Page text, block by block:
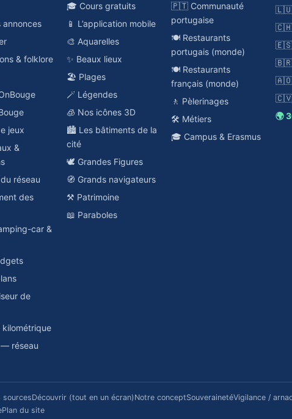
& folklore
jeux
&
réseau
des
car &
de
kilométrique
réseau
🎓 Cours gratuits
📱 L’application mobile
🎨 Aquarelles
✨ Beaux lieux
🏖️ Plages
🪄 Légendes
🧊 Nos icônes 3D
🏙️ Les bâtiments de la
cité
🕊️ Grandes Figures
🧭 Grands navigateurs
⚒️ Patrimoine
📖 Paraboles
🇵🇹 Communauté
portugaise
🍽️ Restaurants
portugais (monde)
🍽️ Restaurants
français (monde)
🚶 Pèlerinages
🛠️ Métiers
🎓 Campus & Erasmus
🇱🇺
🇨🇭
🇪🇸
🇧🇷
🇦🇴
🇨🇻
🌍
sourcesDécouvrir (tout en un écran) Notre conceptSouverainetéVigilance /
Plan du site